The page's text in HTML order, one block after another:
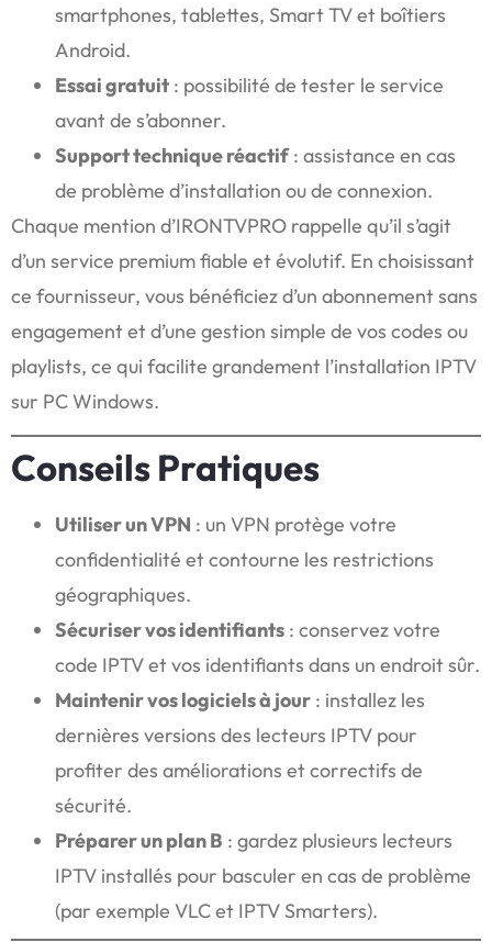
smartphones, tablettes, Smart TV et boîtiers
Android.
Essai gratuit : possibilité de tester le service
avant de s’abonner.
Support technique réactif: assistance en cas
de problème d’installation ou de connexion.
Chaque mention d’IRONTVPRO rappelle qu’il s’agit
d’un service premium fiable et évolutif. En choisissant
ce fournisseur, vous bénéficiez d’un abonnement sans
engagement et d’une gestion simple de vos codes ou
playlists, ce qui facilite grandement l’installation IPTV
sur PC Windows.
Conseils Pratiques
Utiliser un VPN : un VPN protège votre
confidentialité et contourne les restrictions
géographiques.
Sécuriser vos identifiants : conservez votre
code IPTV et vos identifiants dans un endroit sûr.
Maintenir vos logiciels à jour : installez les
dernières versions des lecteurs IPTV pour
profiter des améliorations et correctifs de
sécurité.
Préparer un plan B : gardez plusieurs lecteurs
IPTV installés pour basculer en cas de problème
(par exemple VLC et IPTV Smarters).